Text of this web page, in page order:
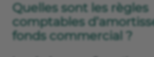
Quelles sont les règles
comptables
fonds commercial ?